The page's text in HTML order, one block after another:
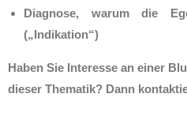
Diagnose, warum die
(„Indikation“)
Haben Sie Interesse an einer
dieser Thematik? Dann